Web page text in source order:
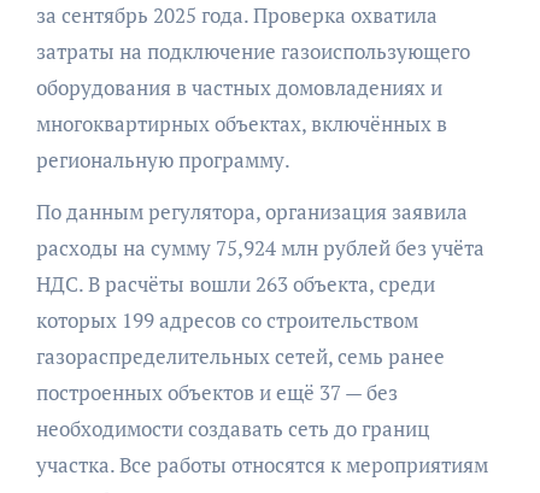
за сентябрь 2025 года. Проверка охватила
затраты на подключение газоиспользующего
оборудования в частных домовладениях и
многоквартирных объектах, включённых в
региональную программу.
По данным регулятора, организация заявила
расходы на сумму 75,924 млн рублей без учёта
НДС. В расчёты вошли 263 объекта, среди
которых 199 адресов со строительством
газораспределительных сетей, семь ранее
построенных объектов и ещё 37 — без
необходимости создавать сеть до границ
участка. Все работы относятся к мероприятиям